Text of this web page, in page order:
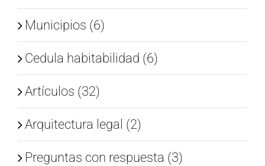
Municipios (6)
Cedula habitabilidad (6)
Artículos (32)
Arquitectura legal (2)
Preguntas con respuesta (3)